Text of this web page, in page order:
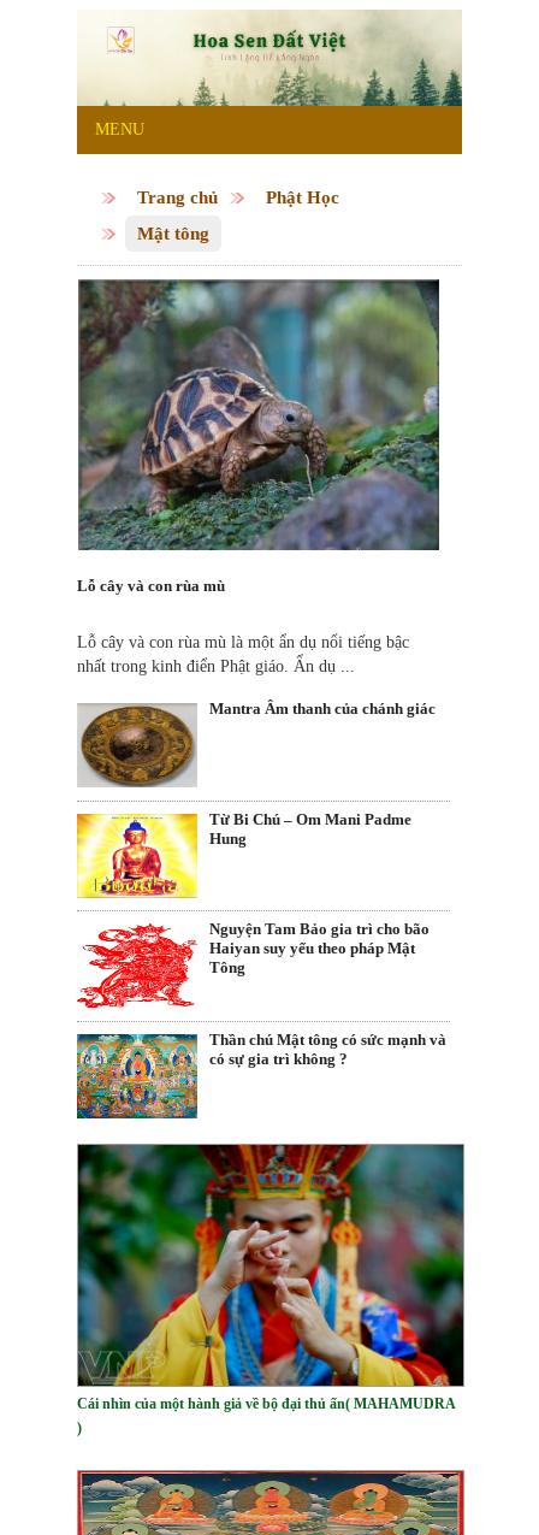
MENU
Trang chủ
Phật Học
Mật tông
Lỗ cây và con rùa mù
Lỗ cây và con rùa mù là một ẩn dụ nổi tiếng bậc
nhất trong kinh điển Phật giáo. Ẩn dụ ...
Mantra Âm thanh của chánh giác
Từ Bi Chú – Om Mani Padme
Hung
Nguyện Tam Bảo gia trì cho bão
Haiyan suy yếu theo pháp Mật
Tông
Thần chú Mật tông có sức mạnh và
có sự gia trì không ?
Cái nhìn của một hành giả về bộ đại thủ ấn( MAHAMUDRA
)